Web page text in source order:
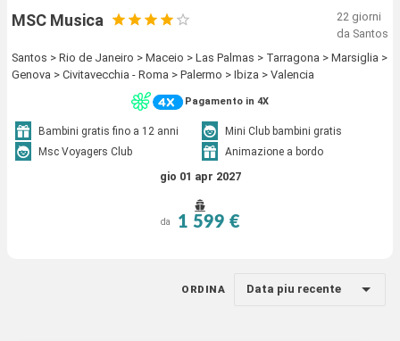
MSC Musica
22 giorni
da Santos
Santos > Rio de Janeiro > Maceio > Las Palmas > Tarragona > Marsiglia >
Genova > Civitavecchia - Roma > Palermo > Ibiza > Valencia
Pagamento in 4X
Bambini gratis fino a 12 anni
Mini Club bambini gratis
Msc Voyagers Club
Animazione a bordo
gio 01 apr 2027
da 1 599 €
ORDINA Data piu recente